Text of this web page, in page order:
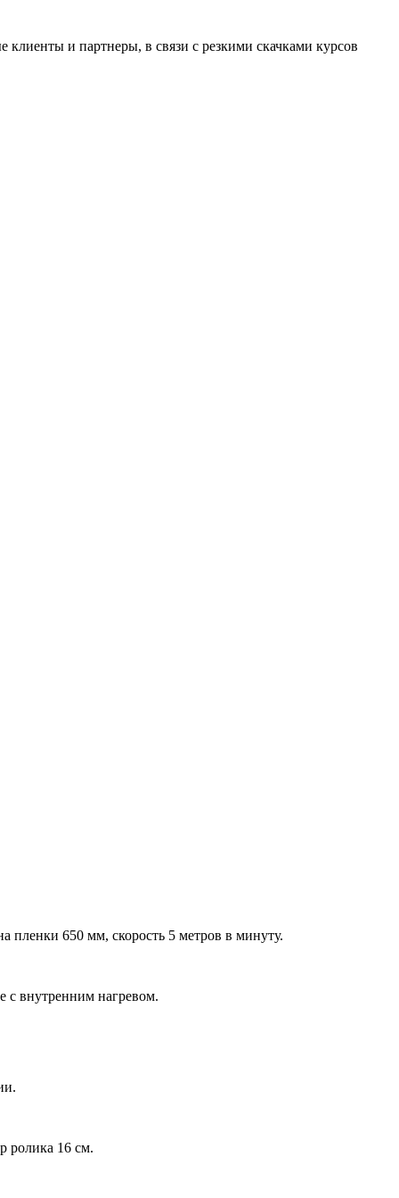
клиенты и партнеры, в связи с резкими скачками курсов
650 мм, скорость 5 метров в минуту.
с внутренним нагревом.
ролика 16 см.